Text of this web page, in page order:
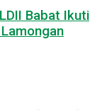
Babat Ikuti